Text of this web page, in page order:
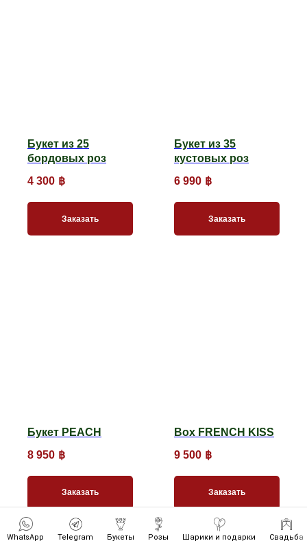
WhatsApp Telegram Букеты Розы Шарики и подарки Свадьба
Букет из 25
бордовых роз
4 300 ฿
Заказать
Букет из 35
кустовых роз
6 990 ฿
Заказать
Букет PEACH
8 950 ฿
Заказать
Box FRENCH KISS
9 500 ฿
Заказать